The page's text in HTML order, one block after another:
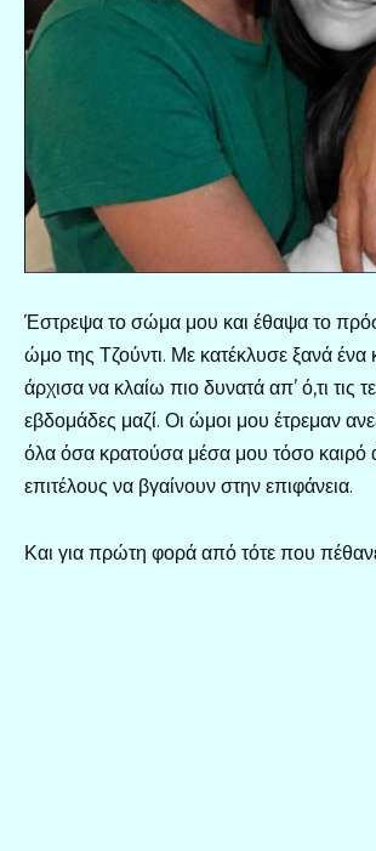
Έστρεψα το σώμα μου και έθαψα το
ώμο της Τζούντι. Με κατέκλυσε ξανά ένα
άρχισα να κλαίω πιο δυνατά απ’ ό,τι τις
εβδομάδες μαζί. Οι ώμοι μου έτρεμαν
όλα όσα κρατούσα μέσα μου τόσο καιρό
επιτέλους να βγαίνουν στην επιφάνεια.
Και για πρώτη φορά από τότε που